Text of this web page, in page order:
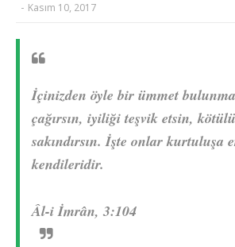
- Kasım 10, 2017
İçinizden öyle bir ümmet
çağırsın, iyiliği teşvik etsin,
sakındırsın. İşte onlar kurtuluşa
kendileridir.
Âl-i İmrân, 3:104